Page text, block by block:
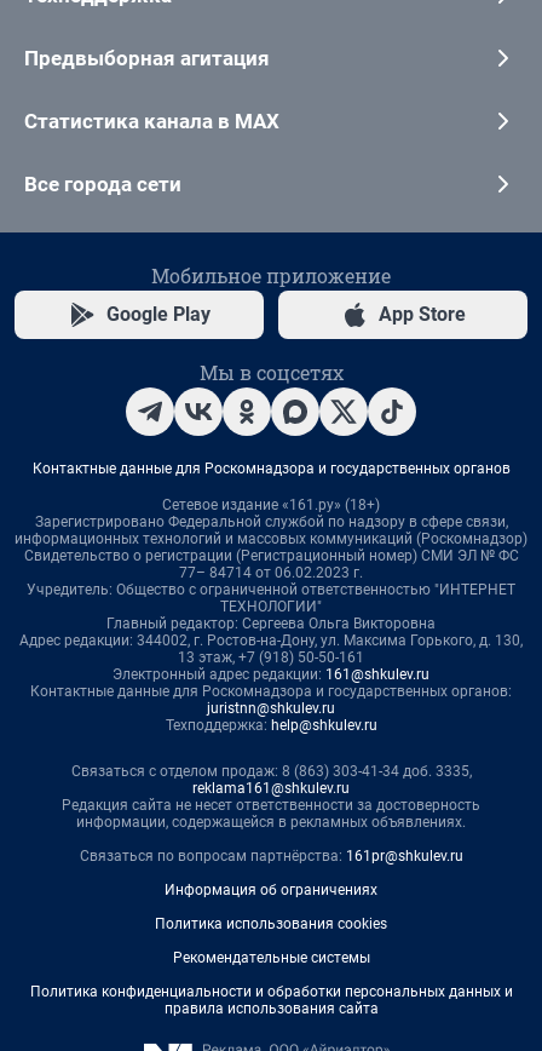
Предвыборная агитация
Статистика канала в MAX
Все города сети
Мобильное приложение
Google Play App Store
Мы в соцсетях
Контактные данные для Роскомнадзора и государственных органов
Сетевое издание «161.ру» (18+)
Зарегистрировано Федеральной службой по надзору в сфере связи,
информационных технологий и массовых коммуникаций (Роскомнадзор)
Свидетельство о регистрации (Регистрационный номер) СМИ ЭЛ № ФС
77– 84714 от 06.02.2023 г.
Учредитель: Общество с ограниченной ответственностью "ИНТЕРНЕТ
ТЕХНОЛОГИИ"
Главный редактор: Сергеева Ольга Викторовна
Адрес редакции: 344002, г. Ростов-на-Дону, ул. Максима Горького, д. 130,
13 этаж, +7 (918) 50-50-161
Электронный адрес редакции: 161@shkulev.ru
Контактные данные для Роскомнадзора и государственных органов:
juristnn@shkulev.ru
Техподдержка: help@shkulev.ru
Связаться с отделом продаж: 8 (863) 303-41-34 доб. 3335,
reklama161@shkulev.ru
Редакция сайта не несет ответственности за достоверность
информации, содержащейся в рекламных объявлениях.
Связаться по вопросам партнёрства: 161pr@shkulev.ru
Информация об ограничениях
Политика использования cookies
Рекомендательные системы
Политика конфиденциальности и обработки персональных данных и
правила использования сайта